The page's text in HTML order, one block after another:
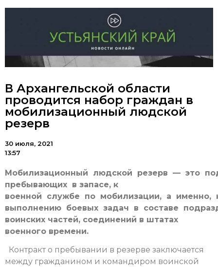
В Архангельской области
проводится набор граждан в
мобилизационный людской
резерв
30 июля, 2021
13:57
Мобилизационный людской резерв — это
пребывающих в запасе, к
военной службе по мобилизации, а именно,
выполнению боевых задач в составе
воинских частей, соединений в штатах
военного времени.
Контракт о пребывании в резерве заключается
между гражданином и командиром воинской